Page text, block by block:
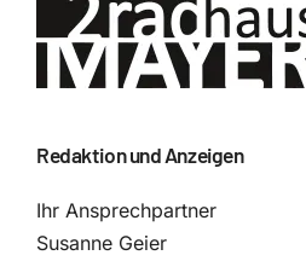
Redaktion und Anzeigen
Ihr Ansprechpartner
Susanne Geier